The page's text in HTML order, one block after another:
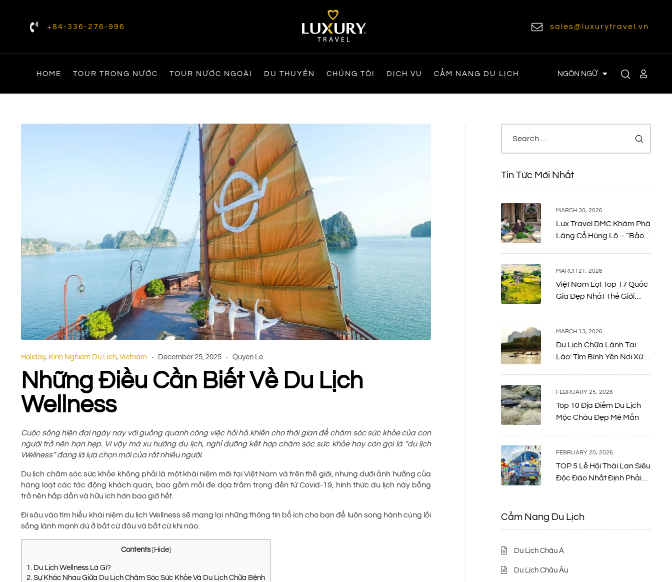
+84-336-276-996 sales@luxurytravel.vn
HOME TOUR TRONG NƯỚC TOUR NƯỚC NGOÀI DU THUYỀN CHÚNG TÔI DỊCH VỤ CẨM NANG DU LỊCH NGÔN NGỮ
Holiday, Kinh Nghiem Du Lich, Vietnam December 25, 2025 Quyen Le
Những Điều Cần Biết Về Du Lịch
Wellness
Cuộc sống hiện đại ngày nay với guồng quanh công việc hối hả khiến cho thời gian để chăm sóc sức khỏe của con
người trở nên hạn hẹp. Vì vậy mà xu hướng du lịch, nghỉ dưỡng kết hợp chăm sóc sức khỏe hay còn gọi là “du lịch
Wellness” đang là lựa chọn mới của rất nhiều người.
Du lịch chăm sóc sức khỏe không phải là một khái niệm mới tại Việt Nam và trên thế giới, nhưng dưới ảnh hưởng của
hàng loạt các tác động khách quan, bao gồm mối đe dọa trầm trọng đến từ Covid-19, hình thức du lịch này bỗng
trở nên hấp dẫn và hữu ích hơn bao giờ hết.
Đi sâu vào tìm hiểu khái niệm du lịch Wellness sẽ mang lại những thông tin bổ ích cho bạn để luôn song hành cùng lối
sống lành mạnh dù ở bất cứ đâu và bất cứ khi nào.
Contents [Hide]
1. Du Lịch Wellness Là Gì?
2. Sự Khác Nhau Giữa Du Lịch Chăm Sóc Sức Khỏe Và Du Lịch Chữa Bệnh
Tin Tức Mới Nhất
MARCH 30, 2026
Lux Travel DMC Khám Phá
Làng Cổ Hùng Lô – “Bảo
MARCH 21, 2026
Việt Nam Lọt Top 17 Quốc
Gia Đẹp Nhất Thế Giới
Và Di Sản
MARCH 13, 2026
Du Lịch Chữa Lành Tại
Lào: Tìm Bình Yên Nơi Xứ
FEBRUARY 25, 2026
Top 10 Địa Điểm Du Lịch
Mộc Châu Đẹp Mê Mẩn
FEBRUARY 20, 2026
TOP 5 Lễ Hội Thái Lan Siêu
Độc Đáo Nhất Định Phải
Cẩm Nang Du Lịch
Du Lịch Châu Á
Du Lịch Châu Âu